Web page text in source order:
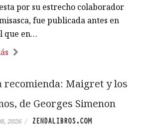
por su estrecho colaborador
fue publicada antes en
que en…
recomienda: Maigret y los
de Georges Simenon
2026 / ZENDALIBROS.COM